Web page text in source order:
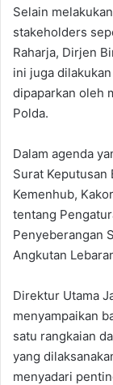
Selain
stakeholders
Raharja, Dirjen
ini juga
dipaparkan oleh
Polda.
Dalam agenda
Surat Keputusan
Kemenhub,
tentang
Penyeberangan
Angkutan
Direktur Utama
menyampaikan
satu rangkaian
yang
menyadari